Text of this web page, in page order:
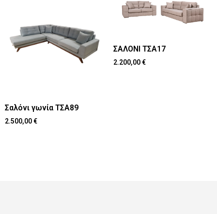
Σαλόνι γωνία ΤΣΑ89
2.500,00€
ΣΑΛΟΝΙ ΤΣΑ17
2.200,00€